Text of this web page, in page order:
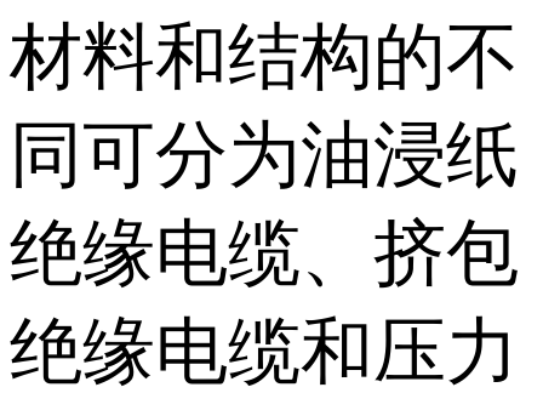
材料和结构的不
同可分为油浸纸
绝缘电缆、挤包
绝缘电缆和压力